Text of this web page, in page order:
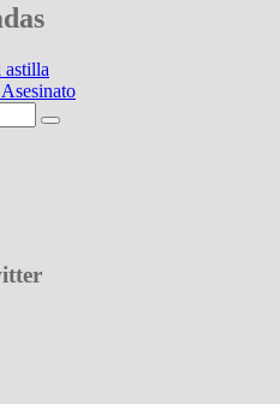
astilla